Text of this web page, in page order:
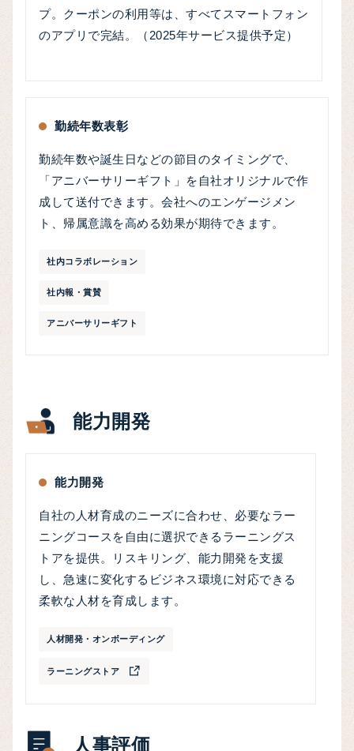
プ。クーポンの利用等は、すべてスマートフォン
のアプリで完結。（2025年サービス提供予定）
勤続年数表彰
勤続年数や誕生日などの節目のタイミングで、
「アニバーサリーギフト」を自社オリジナルで作
成して送付できます。会社へのエンゲージメン
ト、帰属意識を高める効果が期待できます。
社内コラボレーション
社内報・賞賛
アニバーサリーギフト
能力開発
能力開発
自社の人材育成のニーズに合わせ、必要なラー
ニングコースを自由に選択できるラーニングス
トアを提供。リスキリング、能力開発を支援
し、急速に変化するビジネス環境に対応できる
柔軟な人材を育成します。
人材開発・オンボーディング
ラーニングストア
人事評価